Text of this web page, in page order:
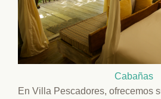
Cabañas
En Villa Pescadores, ofrecemos